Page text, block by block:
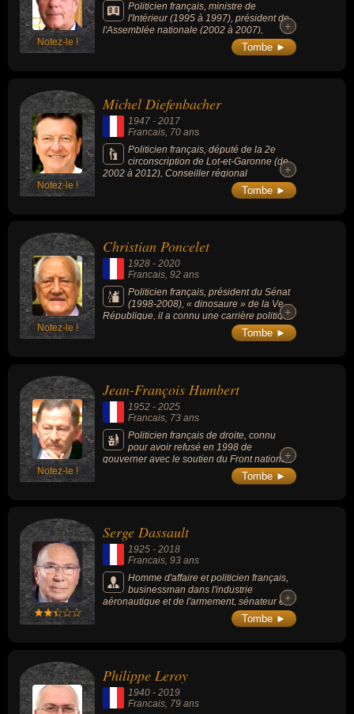
Notez-le !
Politicien français, ministre de
l'Intérieur (1995 à 1997), président de
l'Assemblée nationale (2002 à 2007),
président du Conseil constitutionnel (2007 à
2016) puis le Conseil supérieur des archives
+
+
Tombe ►
Notez-le !
Michel Diefenbacher
1947 - 2017
Francais , 70 ans
Politicien français, député de la 2e
circonscription de Lot-et-Garonne (de
2002 à 2012), Conseiller régional
d'Aquitaine (de 2010 à 2015), Président du
Conseil général de Lot-et-Garonne (de 2004
+
+
Tombe ►
Notez-le !
Christian Poncelet
1928 - 2020
Francais, 92 ans
Politicien français, président du Sénat
(1998-2008), « dinosaure » de la Ve
République, il a connu une carrière politique
de plus d’un demi-siècle cumulant à lui seul
150 années de mandats électifs : il est ainsi
+
+
Tombe ►
Notez-le !
Jean-François Humbert
1952 - 2025
Francais , 73 ans
Politicien français de droite, connu
pour avoir refusé en 1998 de
gouverner avec le soutien du Front national,
démissionnant immédiatement après son
élection grâce à leurs voix. Il fut président du
+
+
Tombe ►
Serge Dassault
1925 - 2018
Francais, 93 ans
Homme d'affaire et politicien français,
businessman dans l'industrie
aéronautique et de l'armement, sénateur et
ancien maire de Corbeil-Essonnes et patron
de presse. En 2011, selon le magazine
fortune de France. Il a été mêlé à plusieurs
affaires de corruption.
+
+
Tombe ►
Philippe Leroy
1940 - 2019
Francais , 79 ans